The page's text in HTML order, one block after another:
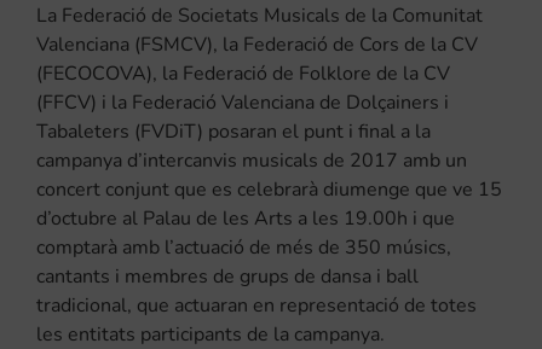
La Federació de Societats Musicals de la Comunitat
Valenciana (FSMCV), la Federació de Cors de la CV
(FECOCOVA), la Federació de Folklore de la CV
(FFCV) i la Federació Valenciana de Dolçainers i
Tabaleters (FVDiT) posaran el punt i final a la
campanya d’intercanvis musicals de 2017 amb un
concert conjunt que es celebrarà diumenge que ve 15
d’octubre al Palau de les Arts a les 19.00h i que
comptarà amb l’actuació de més de 350 músics,
cantants i membres de grups de dansa i ball
tradicional, que actuaran en representació de totes
les entitats participants de la campanya.